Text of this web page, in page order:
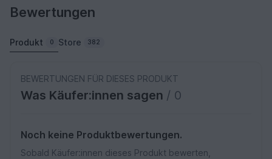
Bewertungen
Produkt 0 Store 382
BEWERTUNGEN FÜR DIESES PRODUKT
Was Käufer:innen sagen / 0
Noch keine Produktbewertungen.
Sobald Käufer:innen dieses Produkt bewerten,